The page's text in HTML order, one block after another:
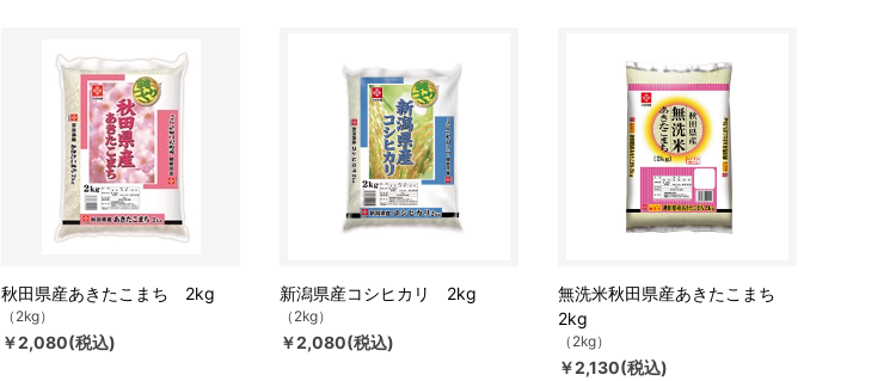
秋田県産あきたこまち 2kg
（2kg）
￥2,080(税込)
新潟県産コシヒカリ 2kg
（2kg）
￥2,080(税込)
無洗米秋田県産あきたこまち
2kg
（2kg）
￥2,130(税込)